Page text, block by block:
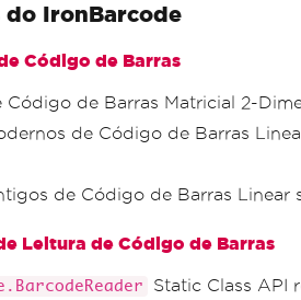
do IronBarcode
Código de Barras
Código de Barras Matricial 2-
de Código de Barras
de Código de Barras Linear
Leitura de Código de Barras
Static Class API